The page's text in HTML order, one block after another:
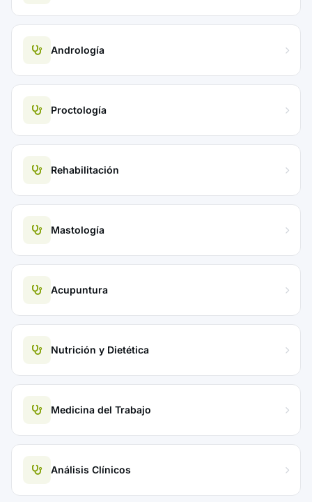
Andrología
Proctología
Rehabilitación
Mastología
Acupuntura
Nutrición y Dietética
Medicina del Trabajo
Análisis Clínicos